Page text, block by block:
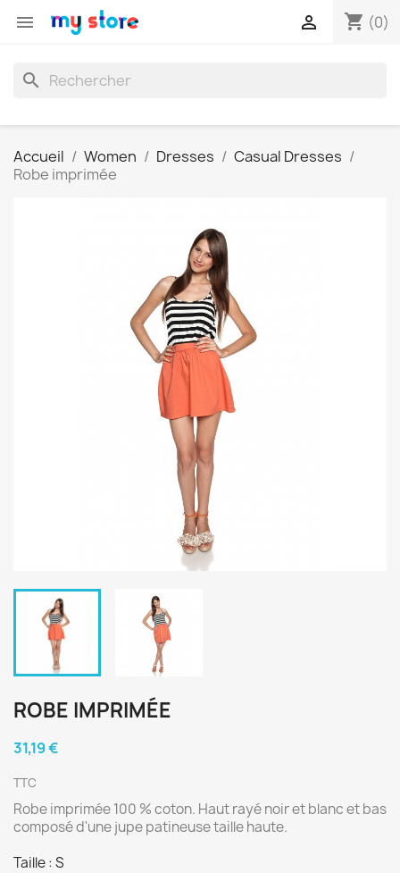
 shopping_cart (0)

search
Accueil Women Dresses
Casual Dresses
Robe imprimée
ROBE IMPRIMÉE
31,19 €
TTC
Robe imprimée 100 % coton. Haut rayé noir et blanc et bas
composé d'une jupe patineuse taille haute.
Taille : S